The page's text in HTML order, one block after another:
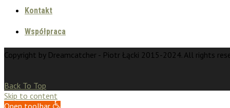
Kontakt
Współpraca
Copyright by Dreamcatcher - Piotr Łącki 2015-2024. All rights
Back To Top
Skip to content
Open toolbar